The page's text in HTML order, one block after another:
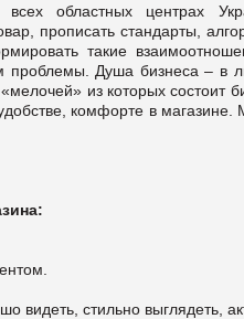
областных центрах
прописать стандарты,
такие
проблемы. Душа бизнеса – в
из которых состоит
комфорте в магазине.
видеть, стильно выглядеть,